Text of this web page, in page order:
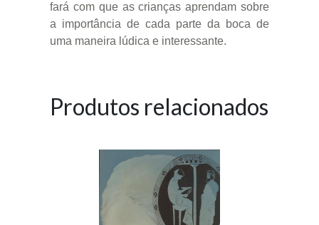
fará com que as crianças aprendam sobre
a importância de cada parte da boca de
uma maneira lúdica e interessante.
Produtos relacionados